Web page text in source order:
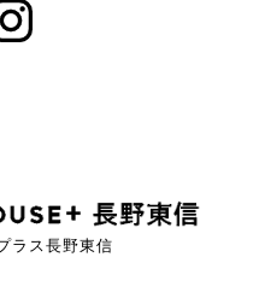
ラス長野東信